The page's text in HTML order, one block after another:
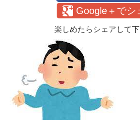
Google＋でシ
楽しめたらシェアして下